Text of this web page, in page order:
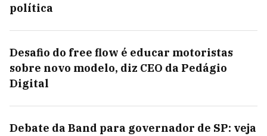
política
Desafio do free flow é educar motoristas
sobre novo modelo, diz CEO da Pedágio
Digital
Debate da Band para governador de SP: veja